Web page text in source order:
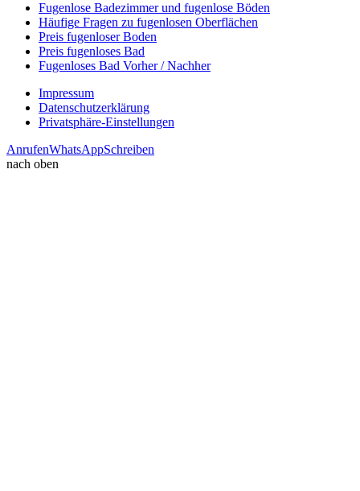
Fugenlose Badezimmer und fugenlose Böden
Häufige Fragen zu fugenlosen Oberflächen
Preis fugenloser Boden
Preis fugenloses Bad
Fugenloses Bad Vorher / Nachher
Impressum
Datenschutzerklärung
Privatsphäre-Einstellungen
AnrufenWhatsAppSchreiben
nach oben